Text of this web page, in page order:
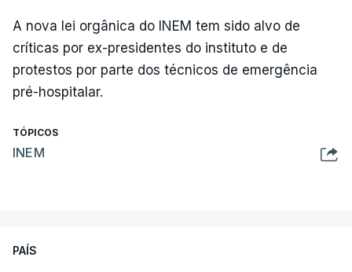
A nova lei orgânica do INEM tem sido alvo de
críticas por ex-presidentes do instituto e de
protestos por parte dos técnicos de emergência
pré-hospitalar.
TÓPICOS
INEM
PAÍS